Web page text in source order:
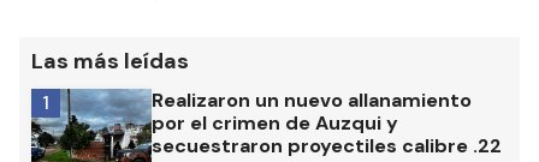
Las más leídas
Realizaron un nuevo allanamiento
por el crimen de Auzqui y
secuestraron proyectiles calibre .22
1